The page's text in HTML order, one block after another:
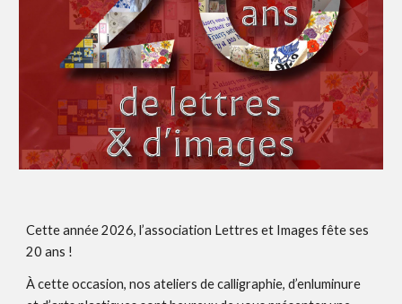
Cette année 2026, l’association Lettres et Images fête ses
20 ans !
À cette occasion, nos ateliers de calligraphie, d’enluminure